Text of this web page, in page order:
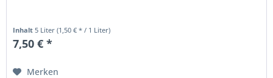
Inhalt 5 Liter(1,50 € * / 1 Liter)
7,50 € *
Merken